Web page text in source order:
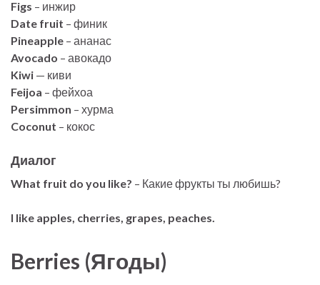
Figs – инжир
Date fruit – финик
Pineapple – ананас
Avocado – авокадо
Kiwi — киви
Feijoa – фейхоа
Persimmon – хурма
Coconut – кокос
Диалог
What fruit do you like? – Какие фрукты ты любишь?
I like apples, cherries, grapes, peaches.
Berries (Ягоды)